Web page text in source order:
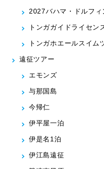
2027バハマ・ドルフ
トンガガイドライセン
トンガホエールスイム
遠征ツアー
エモンズ
与那国島
今帰仁
伊平屋一泊
伊是名1泊
伊江島遠征